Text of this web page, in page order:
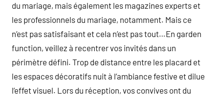
du mariage, mais également les magazines experts et
les professionnels du mariage, notamment. Mais ce
n’est pas satisfaisant et cela n’est pas tout…En garden
function, veillez à recentrer vos invités dans un
périmètre défini. Trop de distance entre les placard et
les espaces décoratifs nuit à l’ambiance festive et dilue
l’effet visuel. Lors du réception, vos convives ont du